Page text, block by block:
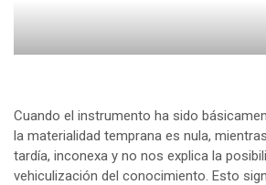
Cuando el instrumento ha sido
la materialidad temprana es nula,
tardía, inconexa y no nos explica la
vehiculización del conocimiento. Esto